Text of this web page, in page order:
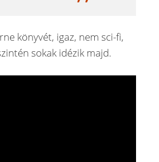
könyvét, igaz, nem sci-fi,
sokak idézik majd.